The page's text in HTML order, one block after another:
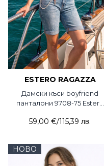
ESTERO RAGAZZA
Дамски къси boyfriend
панталони 9708-75 Estero
59,00 €/115,39 лв.
НОВО